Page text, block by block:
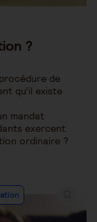
?
de
qu’il existe
mandat
exercent
ordinaire ?